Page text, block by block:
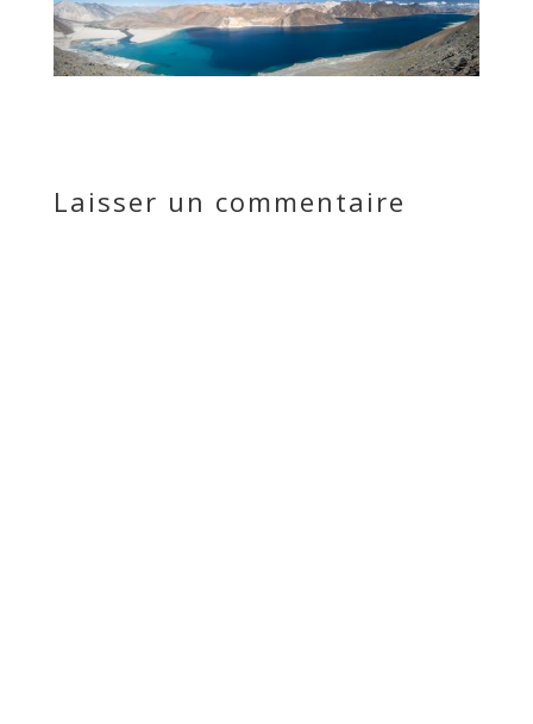
Laisser un commentaire